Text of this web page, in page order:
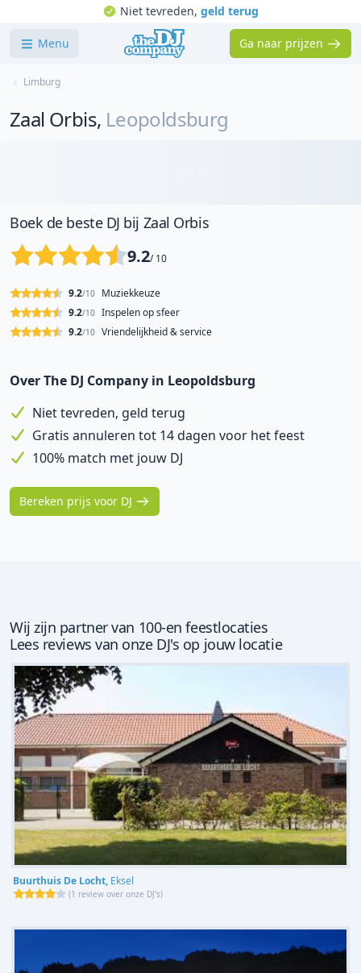
Niet tevreden, geld terug
Menu Ga naar prijzen
Limburg
Zaal Orbis, Leopoldsburg
Boek de beste DJ bij Zaal Orbis
9.2/ 10
Muziekkeuze
9.2/10
Inspelen op sfeer
9.2/10
Vriendelijkheid & service
9.2/10
Over The DJ Company in Leopoldsburg
Niet tevreden, geld terug
Gratis annuleren tot 14 dagen voor het feest
100% match met jouw DJ
Bereken prijs voor DJ
Wij zijn partner van 100-en feestlocaties
Lees reviews van onze DJ's op jouw locatie
Buurthuis De Locht, Eksel
(1 review over onze DJ's)